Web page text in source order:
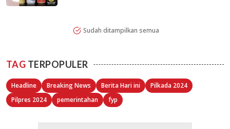
Sudah ditampilkan semua
TAG TERPOPULER
Headline Breaking News Berita Hari ini
Pilkada 2024
Pilpres 2024
pemerintahan fyp